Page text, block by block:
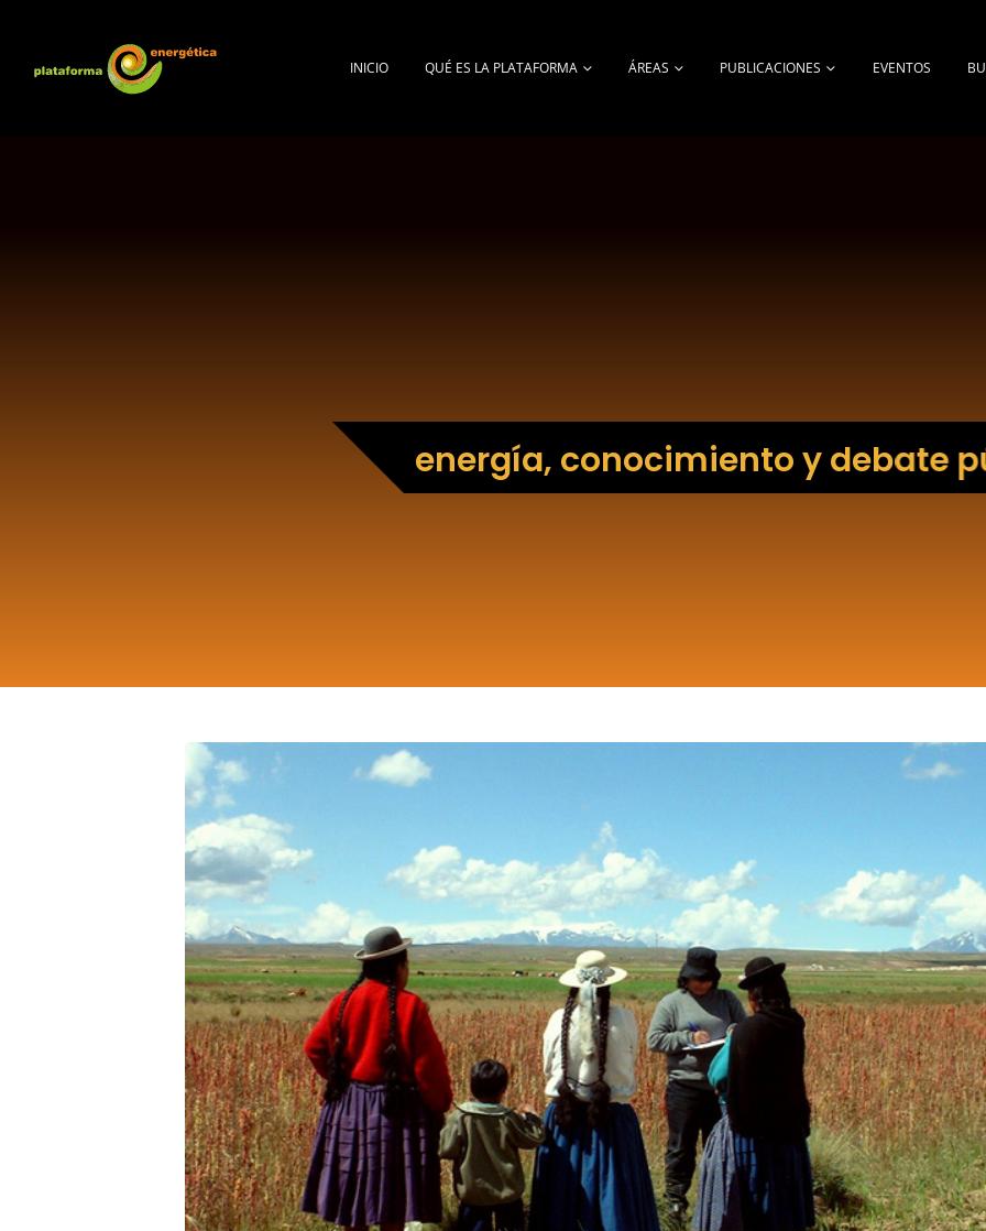
INICIO QUÉ ES LA PLATAFORMA ÁREAS PUBLICACIONES EVENTOS
energía, conocimiento y debate